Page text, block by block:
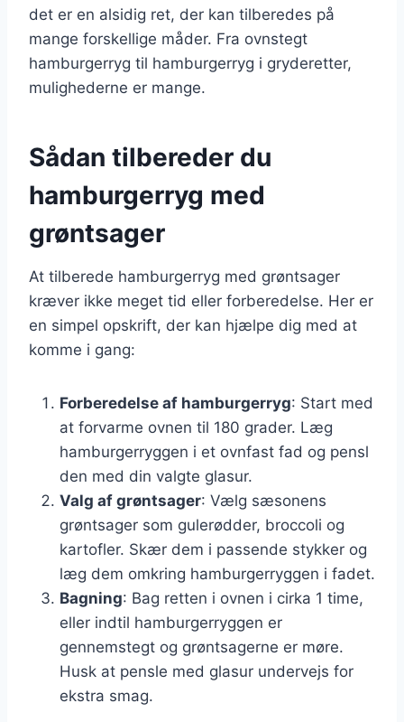
det er en alsidig ret, der kan tilberedes på
mange forskellige måder. Fra ovnstegt
hamburgerryg til hamburgerryg i gryderetter,
mulighederne er mange.
Sådan tilbereder du
hamburgerryg med
grøntsager
At tilberede hamburgerryg med grøntsager
kræver ikke meget tid eller forberedelse. Her er
en simpel opskrift, der kan hjælpe dig med at
komme i gang:
Forberedelse af hamburgerryg: Start med
at forvarme ovnen til 180 grader. Læg
hamburgerryggen i et ovnfast fad og pensl
den med din valgte glasur.
Valg af grøntsager: Vælg sæsonens
grøntsager som gulerødder, broccoli og
kartofler. Skær dem i passende stykker og
læg dem omkring hamburgerryggen i fadet.
Bagning: Bag retten i ovnen i cirka 1 time,
eller indtil hamburgerryggen er
gennemstegt og grøntsagerne er møre.
Husk at pensle med glasur undervejs for
ekstra smag.